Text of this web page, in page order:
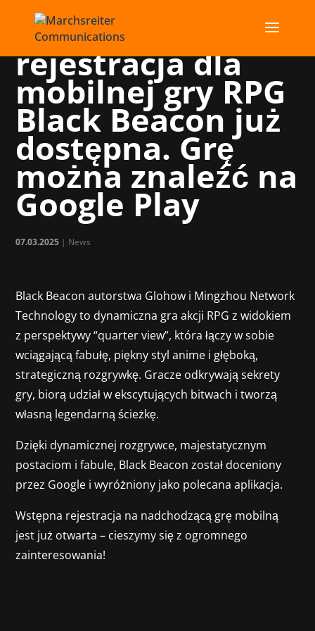
Wstępna
rejestracja dla
mobilnej gry RPG
Black Beacon już
dostępna. Grę
można znaleźć na
Google Play
07.03.2025 | News
Black Beacon autorstwa Glohow i Mingzhou Network
Technology to dynamiczna gra akcji RPG z widokiem
z perspektywy “quarter view”, która łączy w sobie
wciągającą fabułę, piękny styl anime i głęboką,
strategiczną rozgrywkę. Gracze odkrywają sekrety
gry, biorą udział w ekscytujących bitwach i tworzą
własną legendarną ścieżkę.
Dzięki dynamicznej rozgrywce, majestatycznym
postaciom i fabule, Black Beacon został doceniony
przez Google i wyróżniony jako polecana aplikacja.
Wstępna rejestracja na nadchodzącą grę mobilną
jest już otwarta – cieszymy się z ogromnego
zainteresowania!